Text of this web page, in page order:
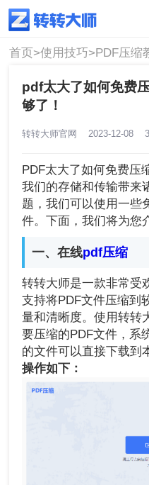
使用技巧
首页>使用技巧>PDF压缩
pdf太大了如何免费
够了！
转转大师官网 2023-12-08
PDF太大了如何免费压
我们的存储和传输带来
题，我们可以使用一些
件。下面，我们将为您
一、在线pdf压缩
转转大师是一款非常受
支持将PDF文件压缩到
量和清晰度。使用转转
要压缩的PDF文件，系
的文件可以直接下载到
操作如下：